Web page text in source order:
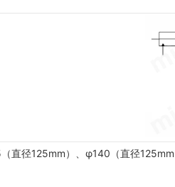
直径125mm）、φ140（直径